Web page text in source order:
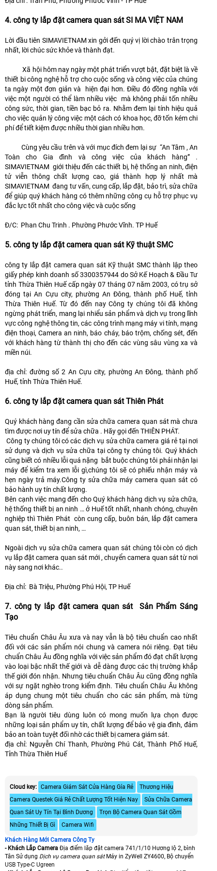
4. công ty lắp đặt camera quan sát SI MA VIỆT NAM
Lời đầu tiên SIMAVIETNAM xin gởi đến quý vị lời chào trân trọng
nhất, lời chúc sức khỏe và thành đạt.
Xã hội hôm nay ngày một phát triển vượt bật, đặt biệt là về
thiết bi công nghệ hỗ trợ cho cuộc sống và công việc của chúng
ta ngày một đơn giản và hiện đại hơn. Điều đó đồng nghĩa với
việc một người có thể làm nhiều việc mà không phải tốn nhiều
công sức, thời gian, tiền bạc bỏ ra. Nhằm đem lại tính hiệu quả
cho việc quản lý công việc một cách có khoa học, đỡ tốn kém chi
phí để tiết kiệm được nhiều thời gian nhiều hơn.
Cùng yêu cầu trên và với mục đích đem lại sự “An Tâm , An
Toàn cho Gia đình và công việc của khách hàng” .
SIMAVIETNAM giới thiệu đến các thiết bị, hệ thống an ninh, điện
tử viễn thông chất lượng cao, giá thành hợp lý nhất mà
SIMAVIETNAM đang tư vấn, cung cấp, lắp đặt, bảo trì, sửa chữa
để giúp quý khách hàng có thêm những công cụ hỗ trợ phục vụ
đắc lực tốt nhất cho công việc và cuộc sống
Đ/C: Phan Chu Trinh . Phường Phước Vĩnh. TP Huế
5. công ty lắp đặt camera quan sát Kỹ thuật SMC
công ty lắp đặt camera quan sát Kỹ thuật SMC thành lập theo
giấy phép kinh doanh số 3300357944 do Sở Kế Hoạch & Đầu Tư
tỉnh Thừa Thiên Huế cấp ngày 07 tháng 07 năm 2003, có trụ sở
đóng tại An Cựu city, phường An Đông, thành phố Huế, tỉnh
Thừa Thiên Huế. Từ đó đến nay Công ty chúng tôi đã không
ngừng phát triển, mang lại nhiểu sản phẩm và dịch vụ trong lĩnh
vực công nghệ thông tin, các công trình mạng máy vi tính, mạng
điện thoại, Camera an ninh, báo cháy, báo trộm, chống sét, đến
với khách hàng từ thành thị cho đến các vùng sâu vùng xa và
miền núi.
địa chỉ: đường số 2 An Cựu city, phường An Đông, thành phố
Huế, tỉnh Thừa Thiên Huế.
6. công ty lắp đặt camera quan sát Thiên Phát
Quý khách hàng đang cần sửa chữa camera quan sát mà chưa
tìm được nơi uy tín để sửa chữa . Hãy gọi đến THIÊN PHÁT.
Công ty chúng tôi có các dịch vụ sửa chữa camera giá rẻ tại nơi
sử dụng và dịch vụ sửa chữa tại công ty chúng tôi. Quý khách
cũng biết có nhiều lỗi quá nặng bắt buộc chúng tôi phải nhận lại
máy để kiểm tra xem lỗi gì,chúng tôi sẽ có phiếu nhận máy và
hẹn ngày trả máy.Công ty sửa chữa máy camera quan sát có
bảo hành uy tín chất lượng.
Bên cạnh việc mang đến cho Quý khách hàng dịch vụ sửa chữa,
hệ thống thiết bị an ninh … ở Huế tốt nhất, nhanh chóng, chuyên
nghiệp thì Thiên Phát còn cung cấp, buôn bán, lắp đặt camera
quan sát, thiết bị an ninh, …
Ngoài dịch vụ sửa chữa camera quan sát chúng tôi còn có dịch
vụ lắp đặt camera quan sát mới , chuyển camera quan sát từ nơi
này sang nơi khác..
Địa chỉ: Bà Triệu, Phường Phú Hội, TP Huế
7. công ty lắp đặt camera quan sát Sản Phẩm Sáng
Tạo
Tiêu chuẩn Châu Âu xưa và nay vẫn là bộ tiêu chuẩn cao nhất
đối với các sản phẩm nói chung và camera nói riêng. Đạt tiêu
chuẩn Châu Âu đồng nghĩa với việc sản phẩm đó đạt chất lượng
vào loại bậc nhất thế giới và dễ dàng được các thị trường khắp
thế giới đón nhận. Nhưng tiêu chuẩn Châu Âu cũng đồng nghĩa
với sự ngặt nghèo trong kiểm định. Tiêu chuẩn Châu Âu không
áp dụng chung một tiêu chuẩn cho các sản phẩm, mà từng
dòng sản phẩm.
Bạn là người tiêu dùng luôn có mong muốn lựa chọn được
những loại sản phẩm uy tín, chất lượng để bảo vệ gia đình, đảm
bảo an toàn tuyệt đối nhờ các thiết bị camera giám sát.
địa chỉ: Nguyễn Chí Thanh, Phường Phú Cát, Thành Phố Huế,
Tỉnh Thừa Thiên Huế
Cloud key: Camera Giám Sát Cửa Hàng Gía Rẻ
Thương Hiệu
Camera Questek Giá Rẻ Chất Lượng Tốt Hiện Nay
Sửa Chữa Camera
Quan Sát Uy Tín Tại Bình Dương
Trọn Bộ Camera Quan Sát Gồm
Những Thiết Bị Gì
Camera Wifi
Khách Hàng Mới Camera Công Ty
- Khách Lắp Camera Địa điểm lăp đặt camera 741/1/10 Hương lộ 2, bình
Tân Sử dụng Dịch vụ camera quan sát Máy in ZyWell ZY4600, Bộ chuyển
USB Type-C Ugreen